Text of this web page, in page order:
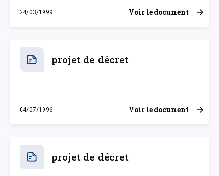
24/03/1999
mercredi 24 mars 1999
Voir le document
projet de décret
04/07/1996
jeudi 4 juillet 1996
Voir le document
projet de décret